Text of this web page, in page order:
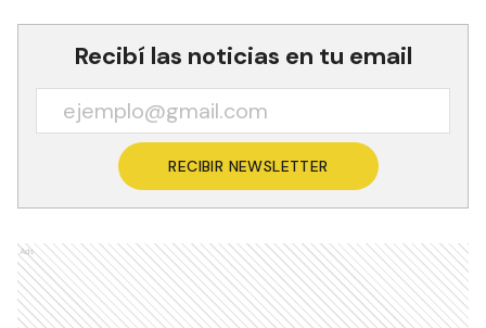
despidió de la competencia.
Recibí las noticias en tu email
RECIBIR NEWSLETTER